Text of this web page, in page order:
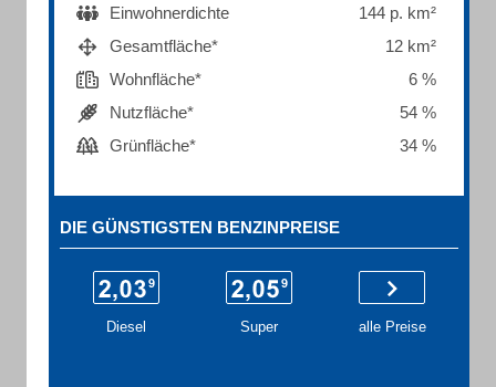
Einwohnerdichte
144 p. km²
Gesamtfläche*
12 km²
Wohnfläche*
6 %
Nutzfläche*
54 %
Grünfläche*
34 %
DIE GÜNSTIGSTEN BENZINPREISE
Diesel Super alle Preise